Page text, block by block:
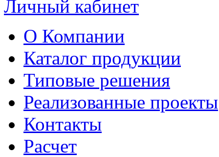
Личный кабинет
О Компании
Каталог продукции
Типовые решения
Реализованные проекты
Контакты
Расчет